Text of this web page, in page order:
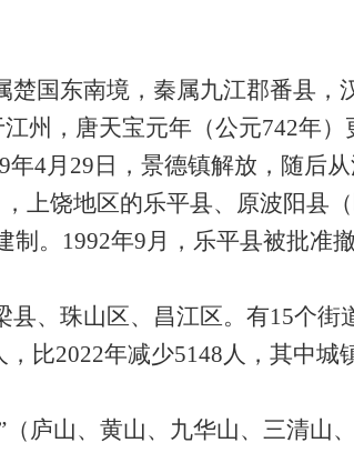
楚国东南境，秦属九江郡番县
州，唐天宝元年（公元742年
年4月29日，景德镇解放，随后
上饶地区的乐平县、原波阳县
。1992年9月，乐平县被批准
、珠山区、昌江区。有15个
比2022年减少5148人，其中城
（庐山、黄山、九华山、三清